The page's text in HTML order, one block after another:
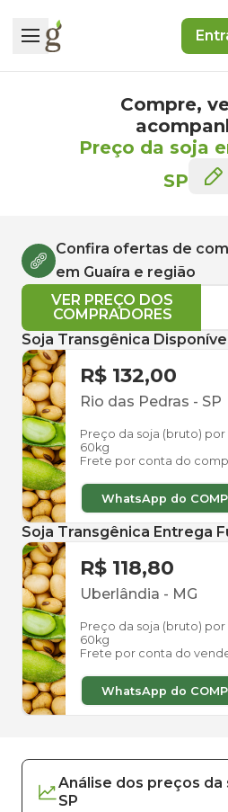
Compre,
Preço da soja
SP
Confira ofertas de
em Guaíra e região
VER PREÇO DOS
COMPRADORES
Soja Transgênica
R$ 132,00
Rio das Pedras - SP
Preço da soja (bruto) por
60kg
Frete por conta do
WhatsApp do
Soja Transgênica Entrega
R$ 118,80
Uberlândia - MG
Preço da soja (bruto) por
60kg
Frete por conta do
WhatsApp do
Análise dos preços da
SP